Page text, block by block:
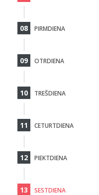
08 PIRMDIENA
09 OTRDIENA
10 TREŠDIENA
11 CETURTDIENA
12 PIEKTDIENA
13 SESTDIENA